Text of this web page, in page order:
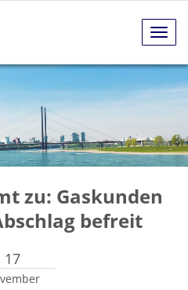
zu: Gaskunden
befreit
17